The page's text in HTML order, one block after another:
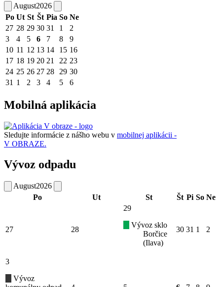
August2026
Po Ut St Št Pia So Ne
27 28 29 30 31 1
2
3
4 5 6 7 8
9
10 11 12 13 14 15 16
17 18 19 20 21 22 23
24 25 26 27 28 29 30
31 1 2 3 4 5 6
Mobilná aplikácia
Sledujte informácie z nášho webu v mobilnej aplikácii -
V OBRAZE.
Vývoz odpadu
August2026
Po
Ut St Št Pi So Ne
27 28
29
Vývoz sklo
Borčice
(Ilava)
30 31 1 2
3
Vývoz